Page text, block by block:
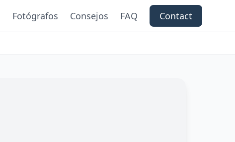
Fotógrafos Consejos FAQ Contact